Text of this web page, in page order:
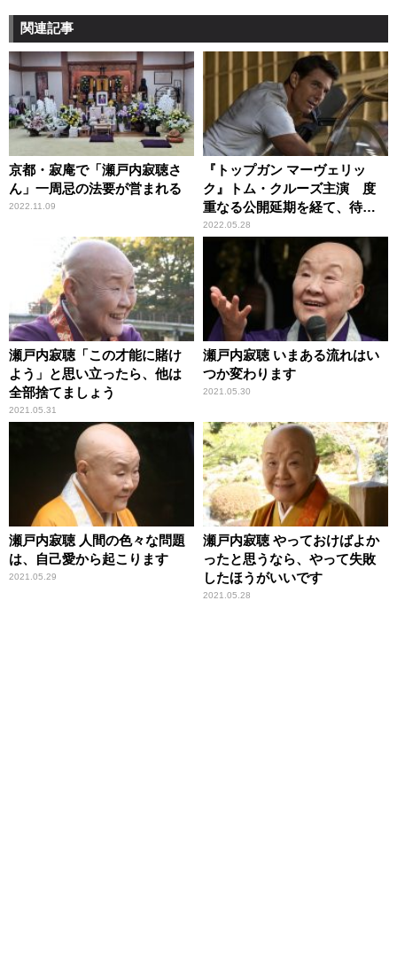
関連記事
京都・寂庵で「瀬戸内寂聴さ
ん」一周忌の法要が営まれる
2022.11.09
『トップガン マーヴェリッ
ク』トム・クルーズ主演 度
重なる公開延期を経て、待望
のスクリーンへ
2022.05.28
瀬戸内寂聴「この才能に賭け
よう」と思い立ったら、他は
全部捨てましょう
2021.05.31
瀬戸内寂聴 いまある流れはい
つか変わります
2021.05.30
瀬戸内寂聴 人間の色々な問題
は、自己愛から起こります
2021.05.29
瀬戸内寂聴 やっておけばよか
ったと思うなら、やって失敗
したほうがいいです
2021.05.28